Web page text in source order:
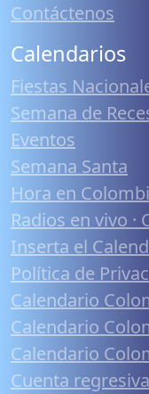
Contáctenos
Calendarios
Fiestas
Semana de
Eventos
Semana Santa
Hora en
Radios en vivo ·
Inserta el
Política de
Calendario
Calendario
Calendario
Cuenta